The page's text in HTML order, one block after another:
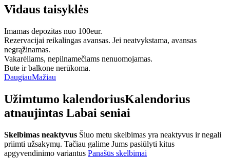
Vidaus taisyklės
Imamas depozitas nuo 100eur.
Rezervacijai reikalingas avansas. Jei neatvykstama, avansas
negrąžinamas.
Vakarėliams, nepilnamečiams nenuomojamas.
Bute ir balkone nerūkoma.
DaugiauMažiau
Užimtumo kalendoriusKalendorius
atnaujintas Labai seniai
Skelbimas neaktyvus Šiuo metu skelbimas yra neaktyvus ir negali
priimti užsakymų. Tačiau galime Jums pasiūlyti kitus
apgyvendinimo variantus Panašūs skelbimai